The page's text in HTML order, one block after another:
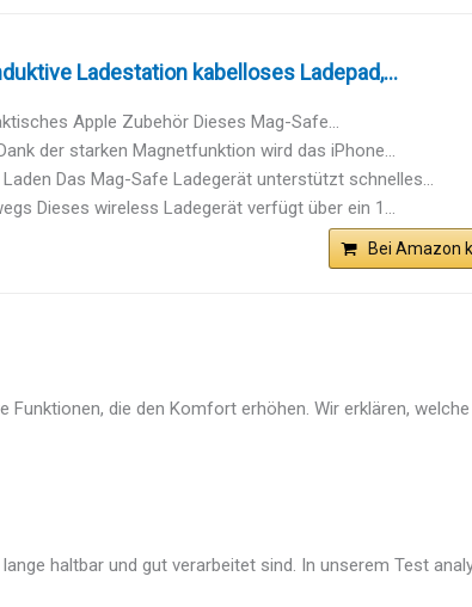
Ladestation kabelloses Ladepad,...
Apple Zubehör Dieses Mag-Safe...
der starken Magnetfunktion wird das iPhone...
Das Mag-Safe Ladegerät unterstützt schnelles...
Dieses wireless Ladegerät verfügt über ein 1...
Bei Amazon
die den Komfort erhöhen. Wir erklären, welche
haltbar und gut verarbeitet sind. In unserem Test